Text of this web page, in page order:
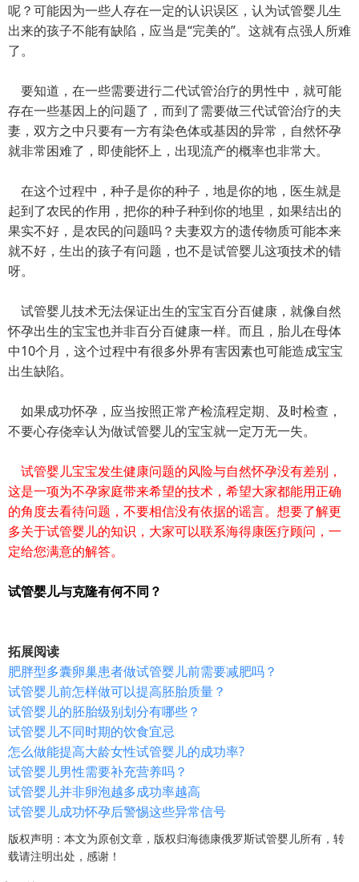
呢？可能因为一些人存在一定的认识误区，认为试管婴儿生
出来的孩子不能有缺陷，应当是“完美的”。这就有点强人所难
了。
要知道，在一些需要进行二代试管治疗的男性中，就可能
存在一些基因上的问题了，而到了需要做三代试管治疗的夫
妻，双方之中只要有一方有染色体或基因的异常，自然怀孕
就非常困难了，即使能怀上，出现流产的概率也非常大。
在这个过程中，种子是你的种子，地是你的地，医生就是
起到了农民的作用，把你的种子种到你的地里，如果结出的
果实不好，是农民的问题吗？夫妻双方的遗传物质可能本来
就不好，生出的孩子有问题，也不是试管婴儿这项技术的错
呀。
试管婴儿技术无法保证出生的宝宝百分百健康，就像自然
怀孕出生的宝宝也并非百分百健康一样。而且，胎儿在母体
中10个月，这个过程中有很多外界有害因素也可能造成宝宝
出生缺陷。
如果成功怀孕，应当按照正常产检流程定期、及时检查，
不要心存侥幸认为做试管婴儿的宝宝就一定万无一失。
试管婴儿宝宝发生健康问题的风险与自然怀孕没有差别，
这是一项为不孕家庭带来希望的技术，希望大家都能用正确
的角度去看待问题，不要相信没有依据的谣言。想要了解更
多关于试管婴儿的知识，大家可以联系海得康医疗顾问，一
定给您满意的解答。
试管婴儿与克隆有何不同？
拓展阅读
肥胖型多囊卵巢患者做试管婴儿前需要减肥吗？
试管婴儿前怎样做可以提高胚胎质量？
试管婴儿的胚胎级别划分有哪些？
试管婴儿不同时期的饮食宜忌
怎么做能提高大龄女性试管婴儿的成功率?
试管婴儿男性需要补充营养吗？
试管婴儿并非卵泡越多成功率越高
试管婴儿成功怀孕后警惕这些异常信号
版权声明：本文为原创文章，版权归海德康俄罗斯试管婴儿所有，转
载请注明出处，感谢！